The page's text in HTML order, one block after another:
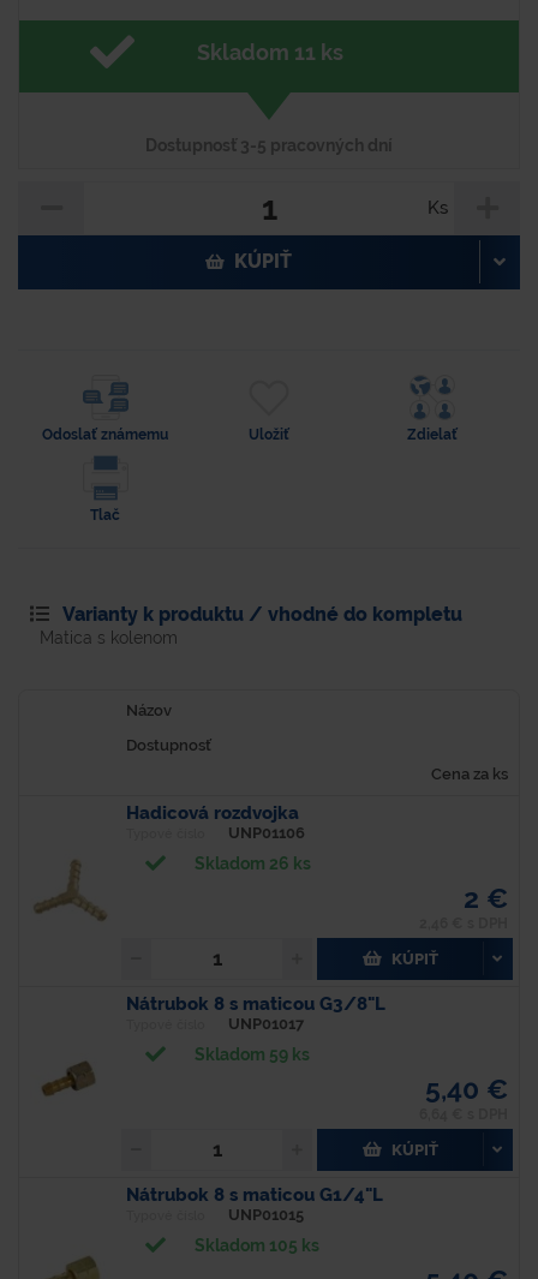
Skladom 11 ks
Dostupnosť 3-5 pracovných dní
Ks
KÚPIŤ
Odoslať známemu Uložiť Zdielať
Tlač
Varianty k produktu / vhodné do kompletu
Matica s kolenom
Názov
Dostupnosť
Cena za ks
Hadicová rozdvojka
UNP01106
Skladom 26 ks
2 €
KÚPIŤ
Nátrubok 8 s maticou G3/8"L
UNP01017
Skladom 59 ks
5,40 €
KÚPIŤ
Nátrubok 8 s maticou G1/4"L
UNP01015
Skladom 105 ks